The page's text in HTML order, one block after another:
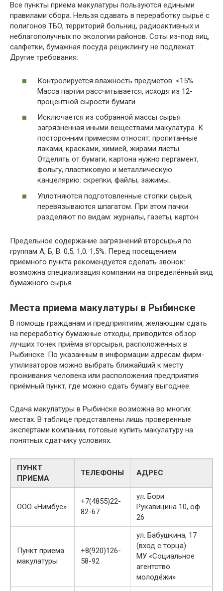
Все пункты приема макулатуры пользуются едиными
правилами сбора. Нельзя сдавать в переработку сырьё с
полигонов ТБО, территорий больниц, радиоактивных и
неблагополучных по экологии районов. Соты из-под яиц,
салфетки, бумажная посуда рециклингу не подлежат.
Другие требования:
Контролируется влажность предметов: <15%.
Масса партии рассчитывается, исходя из 12-
процентной сырости бумаги.
Исключается из собранной массы сырья
загрязнённая иными веществами макулатура. К
посторонним примесям относят: пропитанные
лаками, красками, химией, жирами листы.
Отделять от бумаги, картона нужно пергамент,
фольгу, пластиковую и металлическую
канцелярию: скрепки, файлы, зажимы.
Уплотняются подготовленные стопки сырья,
перевязываются шпагатом. При этом пачки
разделяют по видам: журналы, газеты, картон.
Предельное содержание загрязнений вторсырья по
группам А, Б, В: 0,5; 1,0; 1,5%. Перед посещением
приёмного пункта рекомендуется сделать звонок:
возможна специализация компании на определённый вид
бумажного сырья.
Места приема макулатуры в Рыбинске
В помощь гражданам и предприятиям, желающим сдать
на переработку бумажные отходы, приводится обзор
лучших точек приёма вторсырья, расположенных в
Рыбинске. По указанным в информации адресам фирм-
утилизаторов можно выбрать ближайший к месту
проживания человека или расположения предприятия
приёмный пункт, где можно сдать бумагу выгоднее.
Сдача макулатуры в Рыбинске возможна во многих
местах. В таблице представлены лишь проверенные
экспертами компании, готовые купить макулатуру на
понятных сдатчику условиях.
ПУНКТ
ПРИЕМА
ТЕЛЕФОНЫ АДРЕС
ООО «Нимбус»
+7(4855)22-
82-67
ул. Бори
Рукавицина 10, оф.
26
Пункт приема
макулатуры
+8(920)126-
58-92
ул. Бабушкина, 17
(вход с торца)
МУ «Социальное
агентство
молодёжи»